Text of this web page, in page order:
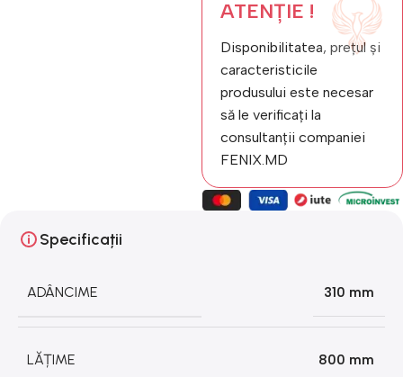
ATENȚIE !
Disponibilitatea, prețul și
caracteristicile
produsului este necesar
să le verificați la
consultanții companiei
FENIX.MD
Specificații
ADÂNCIME 310 mm
LĂȚIME 800 mm